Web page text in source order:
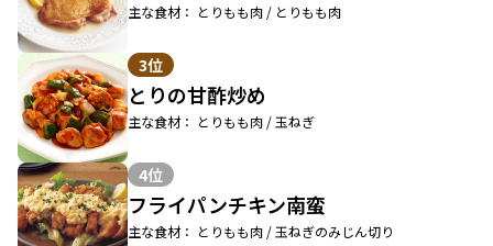
主な食材： とりもも肉 / とりもも肉
3位
とりの甘酢炒め
主な食材： とりもも肉 / 玉ねぎ
4位
フライパンチキン南蛮
主な食材： とりもも肉 / 玉ねぎのみじん切り